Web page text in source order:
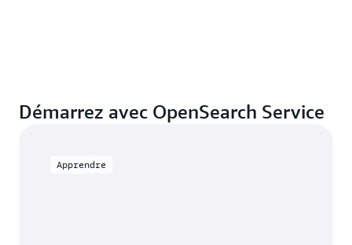
Démarrez avec OpenSearch Service
Apprendre